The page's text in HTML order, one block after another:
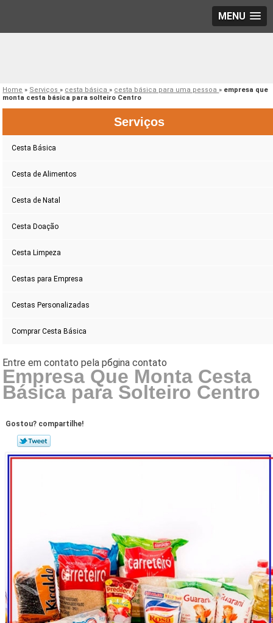
MENU
Home » Serviços» cesta básica» cesta básica para uma pessoa» empresa que
monta cesta básica para solteiro Centro
Serviços
Cesta Básica
Cesta de Alimentos
Cesta de Natal
Cesta Doação
Cesta Limpeza
Cestas para Empresa
Cestas Personalizadas
Comprar Cesta Básica
Empresa Que Monta Cesta
Básica para Solteiro Centro
Gostou? compartilhe!